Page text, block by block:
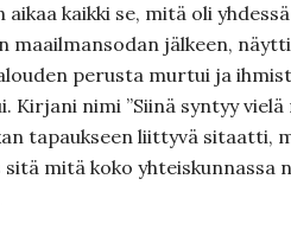
aikaa kaikki se, mitä oli yhdessä
maailmansodan jälkeen,
perusta murtui ja
Kirjani nimi ”Siinä syntyy vielä
tapaukseen liittyvä sitaatti,
sitä mitä koko yhteiskunnassa